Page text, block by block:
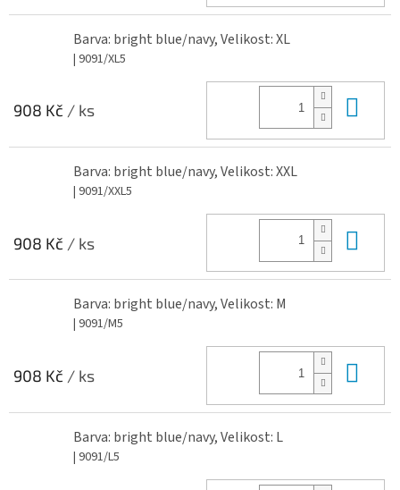
Barva: bright blue/navy, Velikost: XL
| 9091/XL5
908 Kč / ks
Barva: bright blue/navy, Velikost: XXL
| 9091/XXL5
908 Kč / ks
Barva: bright blue/navy, Velikost: M
| 9091/M5
908 Kč / ks
Barva: bright blue/navy, Velikost: L
| 9091/L5